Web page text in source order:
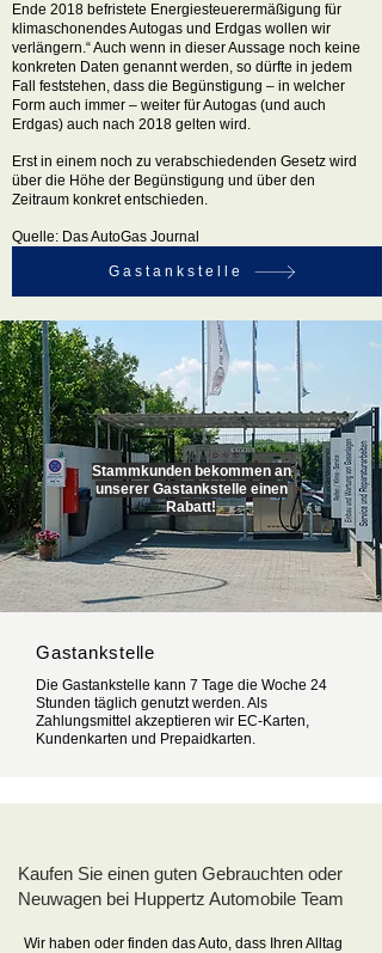
Ende 2018 befristete Energiesteuerermäßigung für
klimaschonendes Autogas und Erdgas wollen wir
verlängern.“ Auch wenn in dieser Aussage noch keine
konkreten Daten genannt werden, so dürfte in jedem
Fall feststehen, dass die Begünstigung – in welcher
Form auch immer – weiter für Autogas (und auch
Erdgas) auch nach 2018 gelten wird.
Erst in einem noch zu verabschiedenden Gesetz wird
über die Höhe der Begünstigung und über den
Zeitraum konkret entschieden.
Quelle: Das AutoGas Journal
Gastankstelle
Stammkunden bekommen an
unserer Gastankstelle einen
Rabatt!
Gastankstelle
Die Gastankstelle kann 7 Tage die Woche 24
Stunden täglich genutzt werden. Als
Zahlungsmittel akzeptieren wir EC-Karten,
Kundenkarten und Prepaidkarten.
Kaufen Sie einen guten Gebrauchten oder
Neuwagen bei Huppertz Automobile Team
Wir haben oder finden das Auto, dass Ihren Alltag